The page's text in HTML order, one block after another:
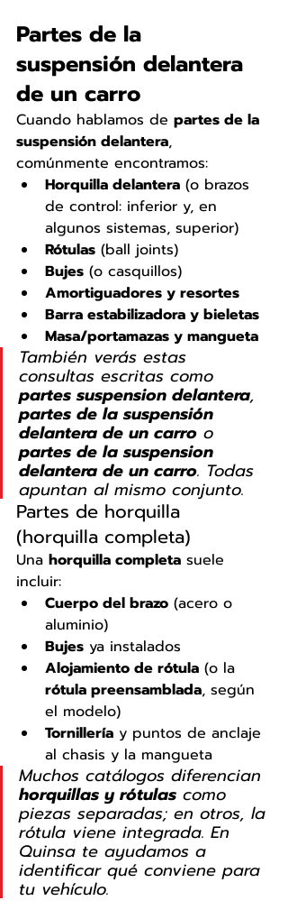
Partes de la
suspensión delantera
de un carro
Cuando hablamos de partes de la
suspensión delantera,
comúnmente encontramos:
Horquilla delantera (o brazos
de control: inferior y, en
algunos sistemas, superior)
Rótulas (ball joints)
Bujes (o casquillos)
Amortiguadores y resortes
Barra estabilizadora y bieletas
Masa/portamazas y mangueta
También verás estas
consultas escritas como
partes suspension delantera,
partes de la suspensión
delantera de un carro o
partes de la suspension
delantera de un carro. Todas
apuntan al mismo conjunto.
Partes de horquilla
(horquilla completa)
Una horquilla completa suele
incluir:
Cuerpo del brazo (acero o
aluminio)
Bujes ya instalados
Alojamiento de rótula (o la
rótula preensamblada, según
el modelo)
Tornillería y puntos de anclaje
al chasis y la mangueta
Muchos catálogos diferencian
horquillas y rótulas como
piezas separadas; en otros, la
rótula viene integrada. En
Quinsa te ayudamos a
identificar qué conviene para
tu vehículo.